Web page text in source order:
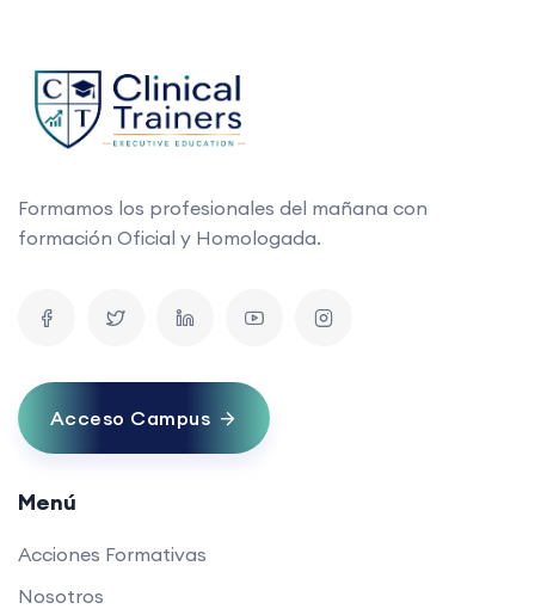
Formamos los profesionales del mañana con
formación Oficial y Homologada.
Acceso Campus
Menú
Acciones Formativas
Nosotros